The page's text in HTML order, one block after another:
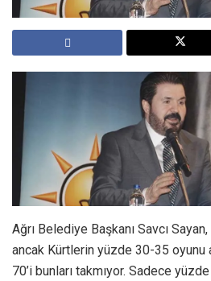
Ağrı Belediye Başkanı Savcı
ancak Kürtlerin yüzde 30-35 oyunu
70’i bunları takmıyor. Sadece